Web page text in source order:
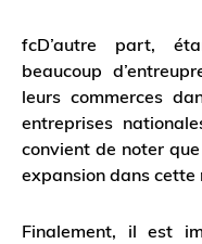
fcD’autre part,
beaucoup
leurs commerces
entreprises
convient de noter
expansion dans cette
Finalement, il est